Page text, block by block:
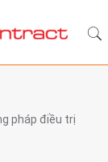
pháp điều trị